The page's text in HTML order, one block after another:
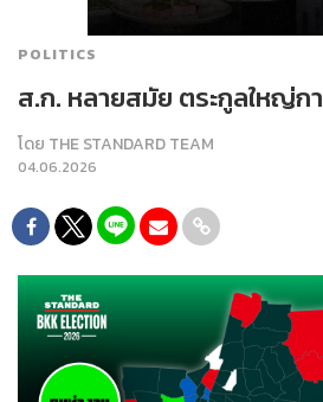
POLITICS
ส.ก. หลายสมัย ตระกูลใหญ่ก
โดย THE STANDARD TEAM
04.06.2026